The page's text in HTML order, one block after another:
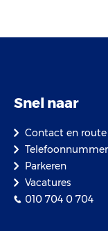
Snel naar
Contact en route
Parkeren
Vacatures
010 704 0 704